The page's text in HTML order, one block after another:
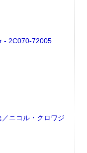
- 2C070-72005
ニコル・クロワジ